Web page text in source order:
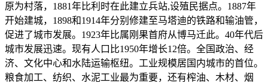
原为村落，1881年比利时在此建立兵站,设殖民据点。1887年
开始建城，1898和1914年分别修建至马塔迪的铁路和输油管，
促进了城市发展。1923年比属刚果首府从博马迁此。40年代后
城市发展迅速。现有人口比1950年增长12倍。全国政治、经
济、文化中心和水陆运输枢纽。工业规模居国内城市的首位。
粮食加工、纺织、水泥工业最为重要，还有榨油、木材、烟